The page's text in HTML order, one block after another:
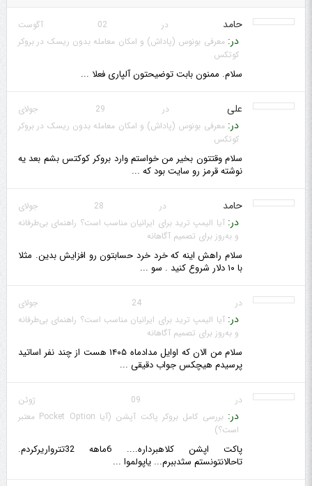
حامد در 02 آگوست
در:معرفی بونوس (پاداش) و امکان معامله بدون ریسک در بروکر
کوتکس
سلام. ممنون بابت توضیحتون آلپاری فعلا ...
علی در 29 جولای
در:معرفی بونوس (پاداش) و امکان معامله بدون ریسک در بروکر
کوتکس
سلام وقتتون بخیر من خواستم وارد بروکر کوکتس بشم بعد یه
نوشته قرمز رو سایت بود که ...
حامد در 28 جولای
در:آیا الیمپ ترید برای ایرانیان مناسب است؟ راهنمای بی‌طرفانه
و به‌روز برای تصمیم آگاهانه
سلام راهش اینه که خرد خرد حسابتون رو افزایش بدین. مثلا
با ۱۰ دلار شروع کنید . سو ...
در 24 جولای
در:آیا الیمپ ترید برای ایرانیان مناسب است؟ راهنمای بی‌طرفانه
و به‌روز برای تصمیم آگاهانه
سلام من الان که اوایل مدادماه ۱۴۰۵ هست از چند نفر اساتید
پرسیدم هیچکس جواب دقیقی ...
در 09 ژوئن
در:
بررسی کامل بروکر پاکت آپشن (آیا Pocket Option معتبر
است؟)
پاکت اپشن کلاهبرداره.... 6ماهه 32تترواریرکردم.
تاحالانتونستم سثدببرم... یاپولموا ...